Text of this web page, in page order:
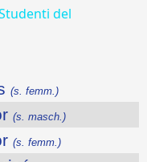
del
(s. femm.)
(s. masch.)
(s. femm.)